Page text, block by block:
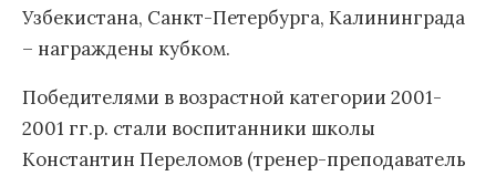
Узбекистана, Санкт-Петербурга, Калининграда
– награждены кубком.
Победителями в возрастной категории 2001-
2001 гг.р. стали воспитанники школы
Константин Переломов (тренер-преподаватель